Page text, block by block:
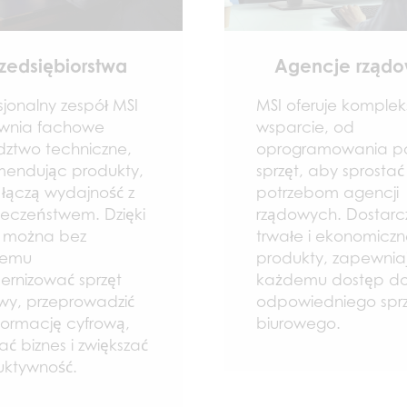
zespół MSI
fachowe
techniczne,
produkty,
wydajność z
Dzięki
bez
sprzęt
przeprowadzić
cyfrową,
biznes i zwiększać
Agencje
MSI oferuje
wsparcie, od
oprogramowania
sprzęt, aby sprostać
potrzebom agencji
rządowych.
trwałe i
produkty,
każdemu dostęp
odpowiedniego
biurowego.